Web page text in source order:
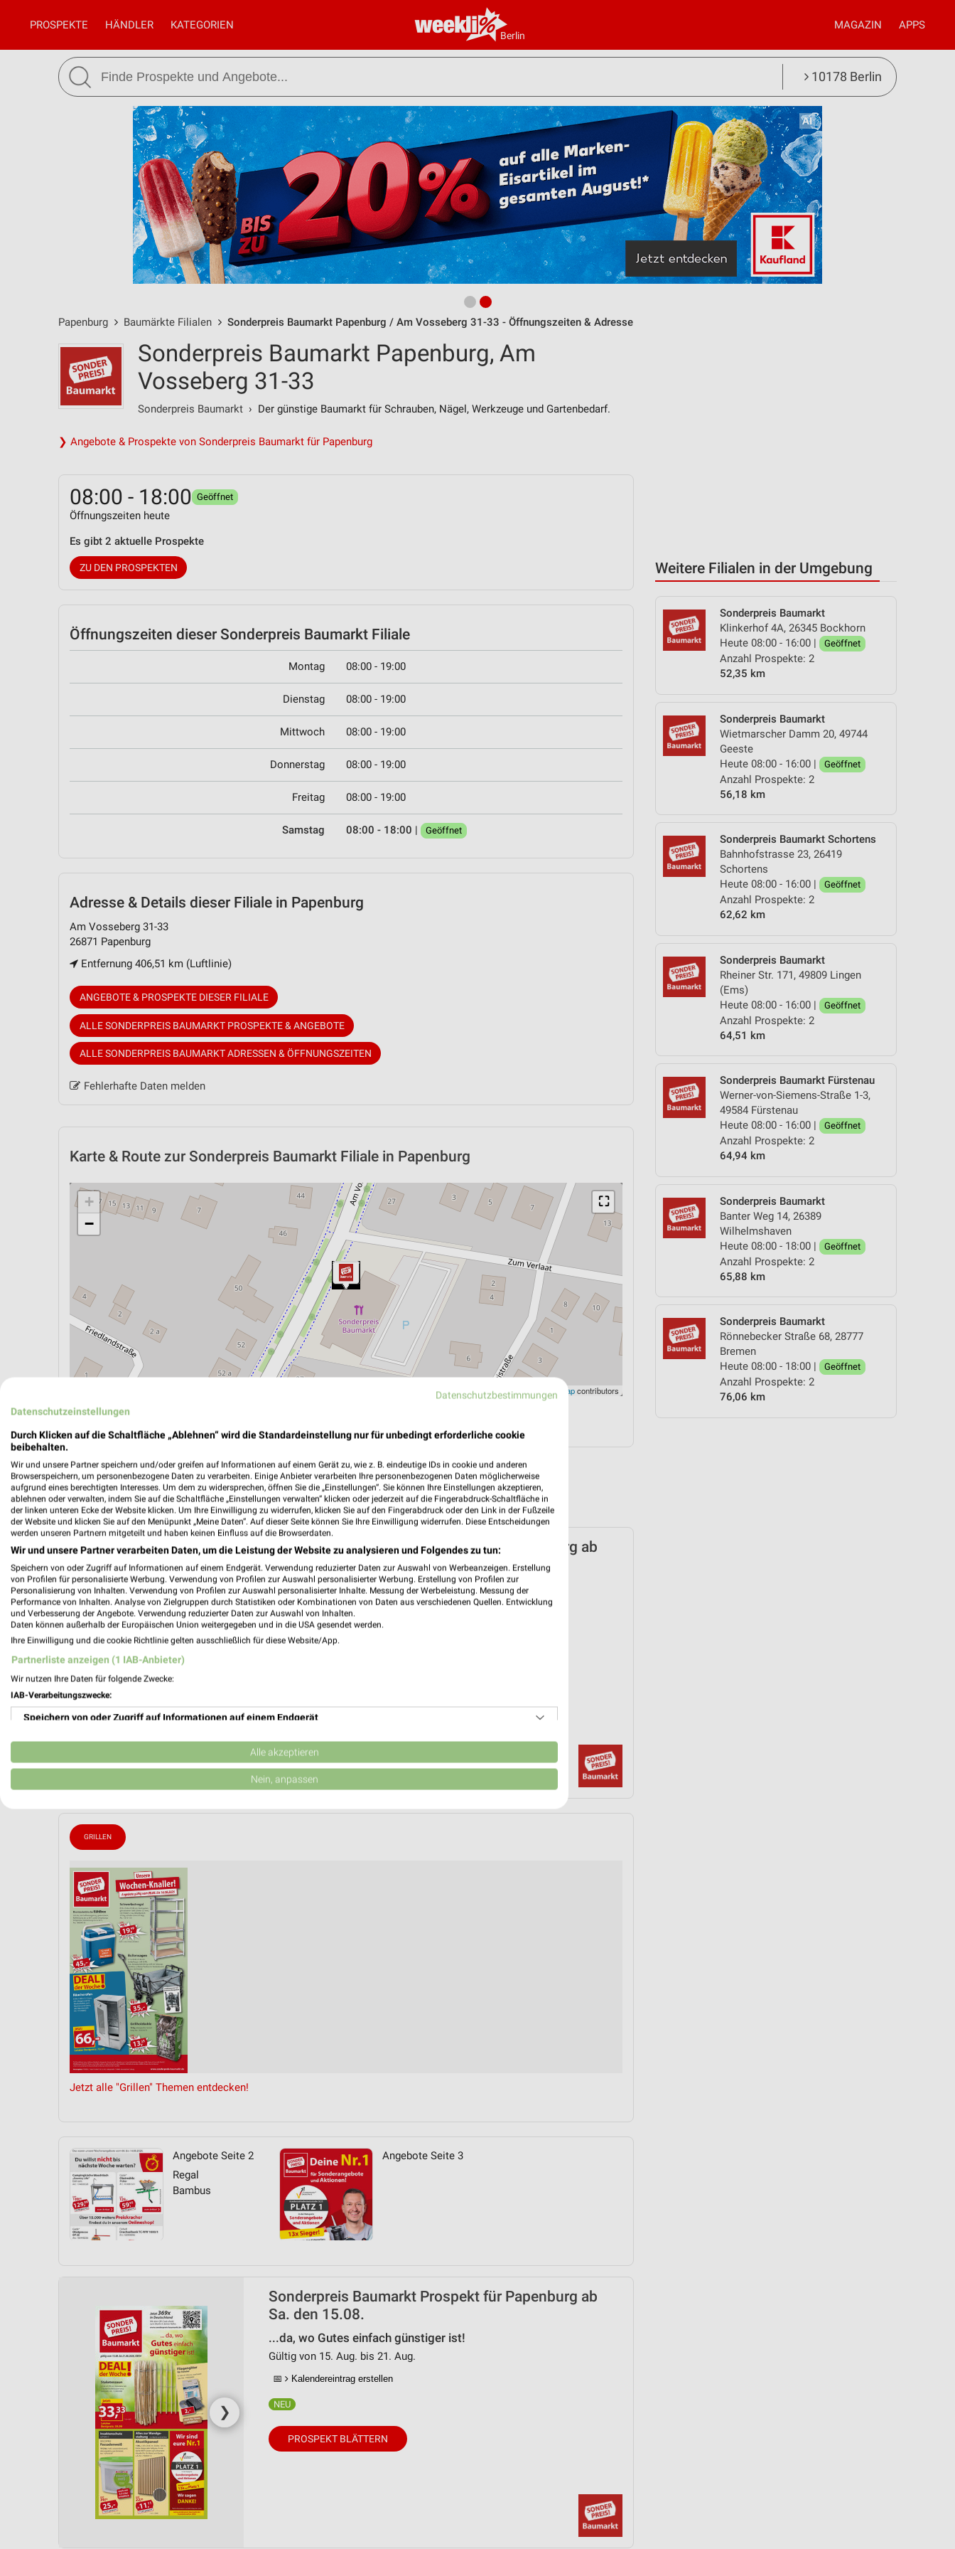
Berlin
PROSPEKTE HÄNDLER KATEGORIEN MAGAZIN APPS
10178 Berlin
Papenburg Baumärkte Filialen Sonderpreis Baumarkt Papenburg / Am Vosseberg 31-33 - Öffnungszeiten & Adresse
Weitere Filialen in der Umgebung
Sonderpreis Baumarkt
Klinkerhof 4A, 26345 Bockhorn
Heute 08:00 - 16:00 |
Geöffnet
Anzahl Prospekte: 2
52,35 km
Sonderpreis Baumarkt
Wietmarscher Damm 20, 49744
Geeste
Heute 08:00 - 16:00 |
Geöffnet
Anzahl Prospekte: 2
56,18 km
Sonderpreis Baumarkt Schortens
Bahnhofstrasse 23, 26419
Schortens
Heute 08:00 - 16:00 |
Geöffnet
Anzahl Prospekte: 2
62,62 km
Sonderpreis Baumarkt
Rheiner Str. 171, 49809 Lingen
(Ems)
Heute 08:00 - 16:00 |
Geöffnet
Anzahl Prospekte: 2
64,51 km
Sonderpreis Baumarkt Fürstenau
Werner-von-Siemens-Straße 1-3,
49584 Fürstenau
Heute 08:00 - 16:00 |
Geöffnet
Anzahl Prospekte: 2
64,94 km
Sonderpreis Baumarkt
Banter Weg 14, 26389
Wilhelmshaven
Heute 08:00 - 18:00 |
Geöffnet
Anzahl Prospekte: 2
65,88 km
Sonderpreis Baumarkt
Rönnebecker Straße 68, 28777
Bremen
Heute 08:00 - 18:00 |
Geöffnet
Anzahl Prospekte: 2
76,06 km
Sonderpreis Baumarkt Papenburg, Am
Vosseberg 31-33
Sonderpreis Baumarkt › Der günstige Baumarkt für Schrauben, Nägel, Werkzeuge und Gartenbedarf.
❯ Angebote & Prospekte von Sonderpreis Baumarkt für Papenburg
08:00 - 18:00 Geöffnet
Öffnungszeiten heute
Es gibt 2 aktuelle Prospekte
ZU DEN PROSPEKTEN
Öffnungszeiten dieser Sonderpreis Baumarkt Filiale
Montag 08:00 - 19:00
Dienstag 08:00 - 19:00
Mittwoch 08:00 - 19:00
Donnerstag 08:00 - 19:00
Freitag 08:00 - 19:00
Samstag 08:00 - 18:00 | Geöffnet
Adresse & Details dieser Filiale in Papenburg
Am Vosseberg 31-33
26871 Papenburg
Entfernung 406,51 km (Luftlinie)
ANGEBOTE & PROSPEKTE DIESER FILIALE
ALLE SONDERPREIS BAUMARKT PROSPEKTE & ANGEBOTE
ALLE SONDERPREIS BAUMARKT ADRESSEN & ÖFFNUNGSZEITEN
Fehlerhafte Daten melden
Karte & Route zur Sonderpreis Baumarkt Filiale in Papenburg
⛶
+
−
Leaflet |©OpenStreetMapcontributors
ÖPNV ANZEIGEN
Aktuelle Angebote in dieser Filiale
Anzahl Prospekte: 2
Letztes Prospektupdate: vor 14 Stunden
Sonderpreis Baumarkt Prospekt für Papenburg ab
Sa. den 08.08.
Unsere Wochen-Knaller!
Gültig von 08. Aug. bis 14. Aug.
📅 Kalendereintrag erstellen
GRILLEN
Jetzt alle "Grillen" Themen entdecken!
Angebote Seite 2
Regal
Bambus
Angebote Seite 3
❯
Sonderpreis Baumarkt Prospekt für Papenburg ab
Sa. den 15.08.
...da, wo Gutes einfach günstiger ist!
Gültig von 15. Aug. bis 21. Aug.
📅 Kalendereintrag erstellen
PROSPEKT BLÄTTERN
Datenschutzbestimmungen
Datenschutzeinstellungen
Durch Klicken auf die Schaltfläche „Ablehnen“ wird die Standardeinstellung nur für unbedingt erforderliche cookie
beibehalten.
Wir und unsere Partner speichern und/oder greifen auf Informationen auf einem Gerät zu, wie z. B. eindeutige IDs in cookie und anderen
Browserspeichern, um personenbezogene Daten zu verarbeiten. Einige Anbieter verarbeiten Ihre personenbezogenen Daten möglicherweise
aufgrund eines berechtigten Interesses. Um dem zu widersprechen, öffnen Sie die „Einstellungen“. Sie können Ihre Einstellungen akzeptieren,
ablehnen oder verwalten, indem Sie auf die Schaltfläche „Einstellungen verwalten“ klicken oder jederzeit auf die Fingerabdruck-Schaltfläche in
der linken unteren Ecke der Website klicken. Um Ihre Einwilligung zu widerrufen, klicken Sie auf den Fingerabdruck oder den Link in der Fußzeile
der Website und klicken Sie auf den Menüpunkt „Meine Daten“. Auf dieser Seite können Sie Ihre Einwilligung widerrufen. Diese Entscheidungen
werden unseren Partnern mitgeteilt und haben keinen Einfluss auf die Browserdaten.
Wir und unsere Partner verarbeiten Daten, um die Leistung der Website zu analysieren und Folgendes zu tun:
Speichern von oder Zugriff auf Informationen auf einem Endgerät. Verwendung reduzierter Daten zur Auswahl von Werbeanzeigen. Erstellung
von Profilen für personalisierte Werbung. Verwendung von Profilen zur Auswahl personalisierter Werbung. Erstellung von Profilen zur
Personalisierung von Inhalten. Verwendung von Profilen zur Auswahl personalisierter Inhalte. Messung der Werbeleistung. Messung der
Performance von Inhalten. Analyse von Zielgruppen durch Statistiken oder Kombinationen von Daten aus verschiedenen Quellen. Entwicklung
und Verbesserung der Angebote. Verwendung reduzierter Daten zur Auswahl von Inhalten.
Daten können außerhalb der Europäischen Union weitergegeben und in die USA gesendet werden.
Ihre Einwilligung und die cookie Richtlinie gelten ausschließlich für diese Website/App.
Partnerliste anzeigen (1 IAB-Anbieter)
Wir nutzen Ihre Daten für folgende Zwecke:
IAB-Verarbeitungszwecke:
Speichern von oder Zugriff auf Informationen auf einem Endgerät
Verwendung reduzierter Daten zur Auswahl von Werbeanzeigen
Erstellung von Profilen für personalisierte Werbung
Erstellung von Profilen zur Personalisierung von Inhalten
Messung der Werbeleistung
Messung der Performance von Inhalten
Analyse von Zielgruppen durch Statistiken oder Kombinationen von Daten aus verschiedenen
Entwicklung und Verbesserung der Angebote
Verwendung reduzierter Daten zur Auswahl von Inhalten
IAB-Besonderheiten:
Verwendung genauer Standortdaten
Geräte anhand von aktiv angeforderten Informationen identifizieren
Performance
Alle akzeptieren
Nein, anpassen